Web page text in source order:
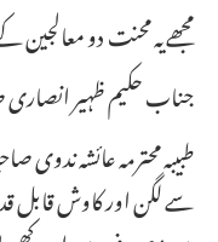
مجھے یہ محنت دو معالجین
(1) جناب حکیم ظہیر
سے لگن اور کاوش قابل